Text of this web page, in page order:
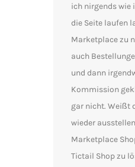
ich nirgends wie
die Seite laufen
Marketplace zu
auch
und dann
Kommission
gar nicht. Weißt
wieder
Marketplace
Tictail Shop zu